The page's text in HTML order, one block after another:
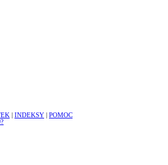
INDEKSY
POMOC